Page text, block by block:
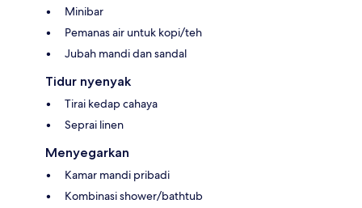
Minibar
Pemanas air untuk kopi/teh
Jubah mandi dan sandal
Tidur nyenyak
Tirai kedap cahaya
Seprai linen
Menyegarkan
Kamar mandi pribadi
Kombinasi shower/bathtub